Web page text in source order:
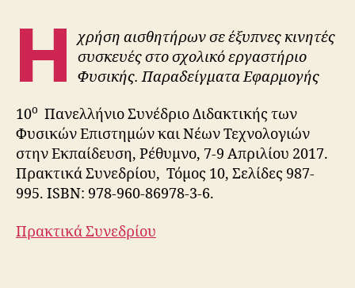
Η
χρήση αισθητήρων σε έξυπνες κινητές
συσκευές στο σχολικό εργαστήριο
Φυσικής. Παραδείγματα Εφαρμογής
10ο Πανελλήνιο Συνέδριο Διδακτικής των
Φυσικών Επιστημών και Νέων Τεχνολογιών
στην Εκπαίδευση, Ρέθυμνο, 7-9 Απριλίου 2017.
Πρακτικά Συνεδρίου, Τόμος 10, Σελίδες 987-
995. ISBN: 978-960-86978-3-6.
Πρακτικά Συνεδρίου